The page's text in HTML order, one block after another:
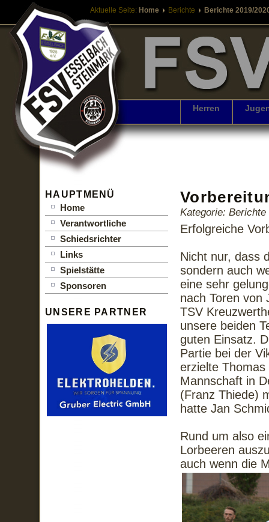
Aktuelle Seite: Home Berichte Berichte 2019/
Herren
HAUPTMENÜ
Home
Verantwortliche
Schiedsrichter
Links
Spielstätte
Sponsoren
UNSERE PARTNER
Kategorie: Berichte
Erfolgreiche
Nicht nur, dass
sondern auch
eine sehr
nach Toren von
TSV
unsere beiden
guten Einsatz.
Partie bei der
erzielte
Mannschaft in
(Franz Thiede)
hatte Jan
Rund um also
Lorbeeren
auch wenn die